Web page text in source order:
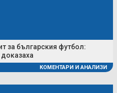
за българския футбол:
КОМЕНТАРИ И АНАЛИЗИ